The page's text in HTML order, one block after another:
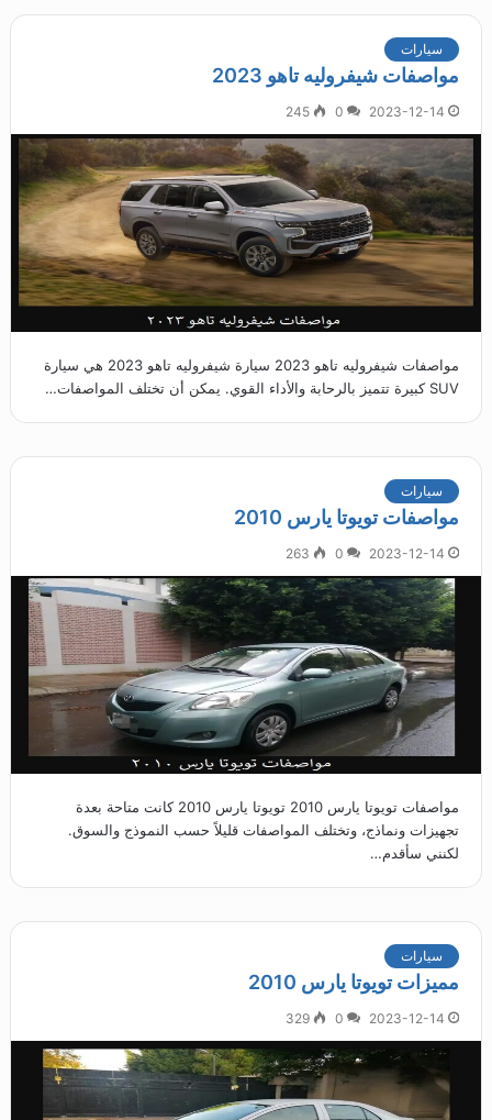
سيارات
مواصفات شيفروليه تاهو 2023
2023-12-14
0
245
مواصفات شيفروليه تاهو 2023 سيارة شيفروليه تاهو 2023 هي سيارة
SUV كبيرة تتميز بالرحابة والأداء القوي. يمكن أن تختلف المواصفات…
سيارات
مواصفات تويوتا يارس 2010
2023-12-14
0
263
مواصفات تويوتا يارس 2010 تويوتا يارس 2010 كانت متاحة بعدة
تجهيزات ونماذج، وتختلف المواصفات قليلاً حسب النموذج والسوق.
لكنني سأقدم…
سيارات
مميزات تويوتا يارس 2010
2023-12-14
0
329